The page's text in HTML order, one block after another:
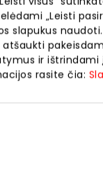
„Leisti
slapukus
ir ištrindami
rasite čia:
prie
apie
informaciją